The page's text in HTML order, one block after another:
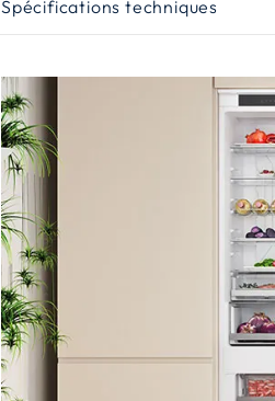
Spécifications techniques